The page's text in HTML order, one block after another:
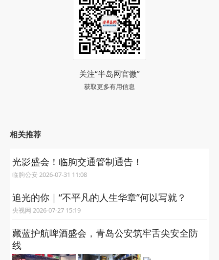
关注“半岛网官微”
获取更多有用信息
相关推荐
光影盛会！临朐交通管制通告！
临朐公安 2026-07-31 11:08
追光的你｜“不平凡的人生华章”何以写就？
央视网 2026-07-27 15:19
​藏蓝护航啤酒盛会，青岛公安筑牢舌尖安全防
线